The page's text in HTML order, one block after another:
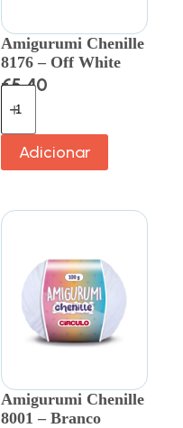
Amigurumi Chenille
8176 – Off White
€5.40
Adicionar
Amigurumi Chenille
8001 – Branco